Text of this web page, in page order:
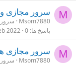
M سرور مجازی
Msom7880
پاسخ ها 0
2022
M سرور مجازی
Msom7880